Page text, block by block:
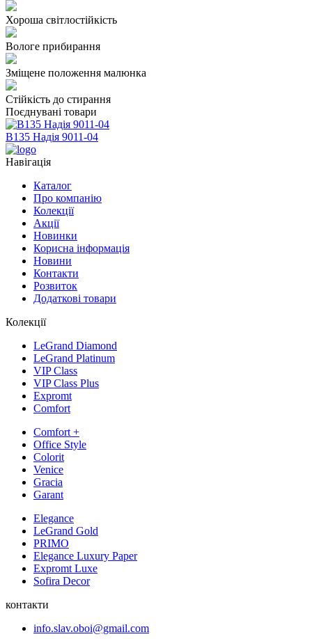
Хороша світлостійкість
Вологе прибирання
Зміщене положення малюнка
Стійкість до стирання
Поєднувані товари
В135 Надія 9011-04
Навігація
Каталог
Про компанію
Колекції
Акції
Новинки
Корисна інформація
Новини
Контакти
Розвиток
Додаткові товари
Колекції
LeGrand Diamond
LeGrand Platinum
VIP Class
VIP Class Plus
Expromt
Comfort
Comfort +
Office Style
Colorit
Venice
Gracia
Garant
Elegance
LeGrand Gold
PRIMO
Elegance Luxury Paper
Expromt Luxe
Sofira Decor
контакти
info.slav.oboi@gmail.com